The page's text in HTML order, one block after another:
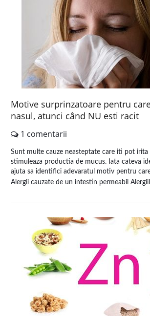
Motive surprinzatoare pentru
nasul, atunci când NU esti racit
1 comentarii
Sunt multe cauze neasteptate care iti pot
stimuleaza productia de mucus. Iata cateva
ajuta sa identifici adevaratul motiv pentru
Alergii cauzate de un intestin permeabil